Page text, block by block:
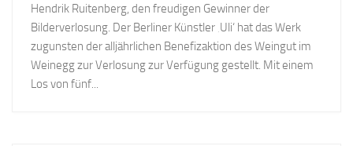
Hendrik Ruitenberg, den freudigen Gewinner der
Bilderverlosung. Der Berliner Künstler ‚Uli‘ hat das Werk
zugunsten der alljährlichen Benefizaktion des Weingut im
Weinegg zur Verlosung zur Verfügung gestellt. Mit einem
Los von fünf...